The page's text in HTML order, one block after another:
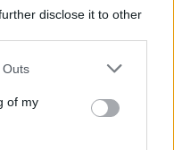
disclose it to other
Outs
of my
2024
PROGRAMMATICA